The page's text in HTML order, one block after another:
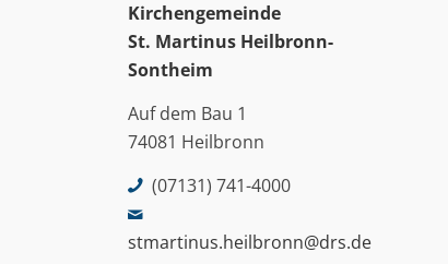
Kirchengemeinde
St. Martinus Heilbronn-
Sontheim
Auf dem Bau 1
74081 Heilbronn
(07131) 741-4000
stmartinus.heilbronn@drs.de